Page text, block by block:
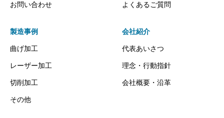
お問い合わせ よくあるご質問
製造事例
曲げ加工
レーザー加工
切削加工
その他
会社紹介
代表あいさつ
理念・行動指針
会社概要・沿革